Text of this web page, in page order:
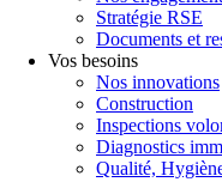
Stratégie RSE
Documents et
Vos besoins
Nos innovations
Construction
Inspections
Diagnostics
Qualité,